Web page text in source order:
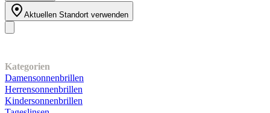
Aktuellen Standort verwenden
Kategorien
Damensonnenbrillen
Herrensonnenbrillen
Kindersonnenbrillen